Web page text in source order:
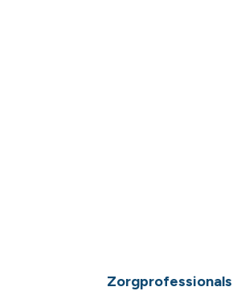
Zorgprofessionals